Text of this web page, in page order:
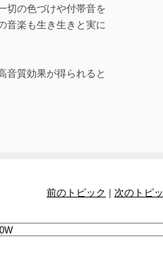
切の色づけや付帯音を
音楽も生き生きと実に
音質効果が得られると
前のトピック | 次のトピ